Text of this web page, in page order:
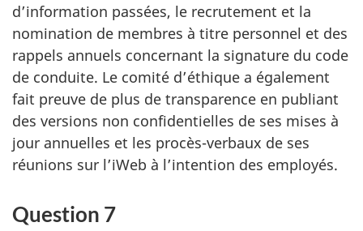
d’information passées, le recrutement et la
nomination de membres à titre personnel et des
rappels annuels concernant la signature du code
de conduite. Le comité d’éthique a également
fait preuve de plus de transparence en publiant
des versions non confidentielles de ses mises à
jour annuelles et les procès-verbaux de ses
réunions sur l’iWeb à l’intention des employés.
Question 7